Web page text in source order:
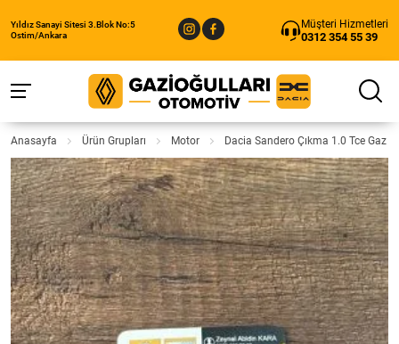
Yıldız Sanayi Sitesi 3.Blok No:5
Ostim/Ankara
Müşteri Hizmetleri
0312 354 55 39
Anasayfa Ürün Grupları Motor Dacia Sandero Çıkma 1.0 Tce Gaz